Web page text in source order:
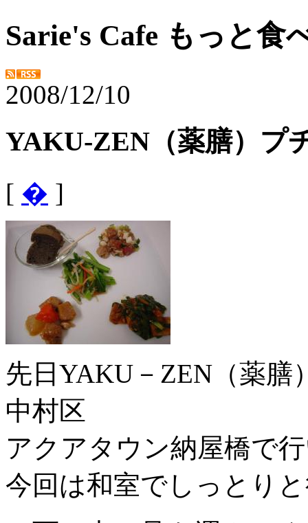
Sarie's Cafe もっと食
2008/12/10
YAKU-ZEN（薬膳）
[ � ]
先日YAKU－ZEN（薬
中村区
アクアタウン納屋橋で
今回は和室でしっとり